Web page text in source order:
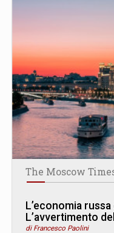
The Moscow
L’economia
L’avvertimento
di Francesco Paolini